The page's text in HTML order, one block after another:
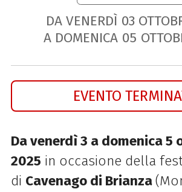
DA VENERDÌ 03
A DOMENICA 05
EVENTO
Da venerdì 3 a domenica 5
2025 in occasione della
di Cavenago di Brianza